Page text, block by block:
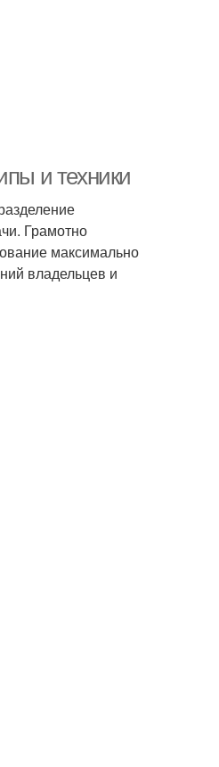
и техники
Грамотно
максимально
владельцев и